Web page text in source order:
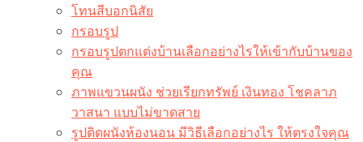
โทนสีบอกนิสัย
กรอบรูป
กรอบรูปตกแต่งบ้านเลือกอย่างไรให้เข้ากับบ้านของ
คุณ
ภาพแขวนผนัง ช่วยเรียกทรัพย์ เงินทอง โชคลาภ
วาสนา แบบไม่ขาดสาย
รูปติดผนังห้องนอน มีวิธีเลือกอย่างไร ให้ตรงใจคุณ